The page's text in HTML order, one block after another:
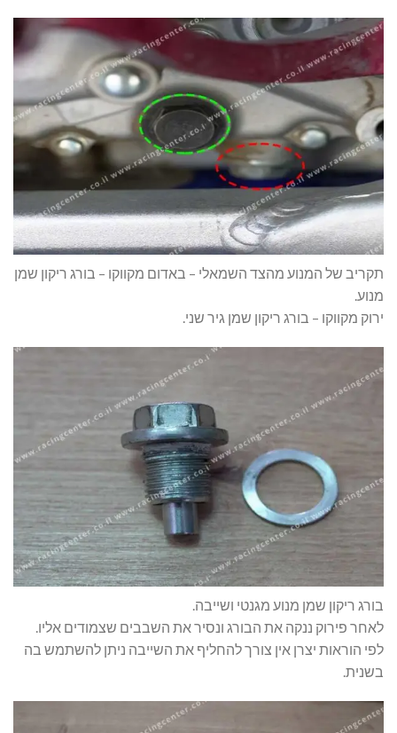
תקריב של המנוע מהצד השמאלי – באדום מקווקו – בורג ריקון שמן
מנוע.
ירוק מקווקו – בורג ריקון שמן גיר שני.
בורג ריקון שמן מנוע מגנטי ושייבה.
לאחר פירוק ננקה את הבורג ונסיר את השבבים שצמודים אליו.
לפי הוראות יצרן אין צורך להחליף את השייבה ניתן להשתמש בה
בשנית.